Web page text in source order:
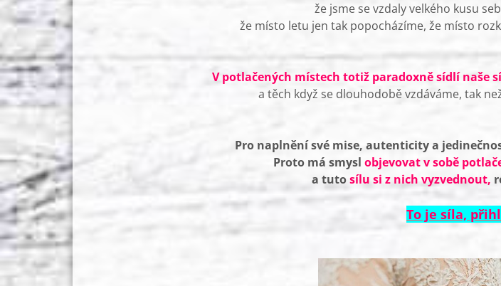
že jsme se vzdaly velkého kusu
že místo letu jen tak popocházíme, že místo
V potlačených místech totiž paradoxně sídlí naše
a těch když se dlouhodobě vzdáváme, tak
Pro naplnění své mise, autenticity a
Proto má smysl objevovat v sobě
a tutosílu si z nich vyzvednout,
To je síla,